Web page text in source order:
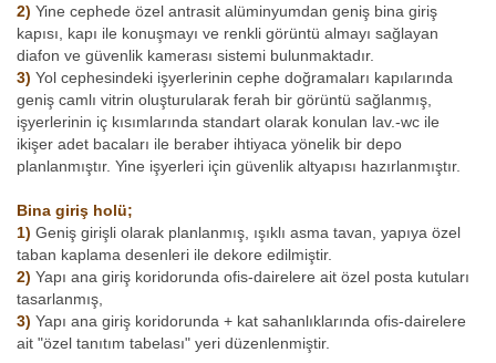
2) Yine cephede özel antrasit alüminyumdan geniş bina giriş
kapısı, kapı ile konuşmayı ve renkli görüntü almayı sağlayan
diafon ve güvenlik kamerası sistemi bulunmaktadır.
3) Yol cephesindeki işyerlerinin cephe doğramaları kapılarında
geniş camlı vitrin oluşturularak ferah bir görüntü sağlanmış,
işyerlerinin iç kısımlarında standart olarak konulan lav.-wc ile
ikişer adet bacaları ile beraber ihtiyaca yönelik bir depo
planlanmıştır. Yine işyerleri için güvenlik altyapısı hazırlanmıştır.
Bina giriş holü;
1) Geniş girişli olarak planlanmış, ışıklı asma tavan, yapıya özel
taban kaplama desenleri ile dekore edilmiştir.
2) Yapı ana giriş koridorunda ofis-dairelere ait özel posta kutuları
tasarlanmış,
3) Yapı ana giriş koridorunda + kat sahanlıklarında ofis-dairelere
ait "özel tanıtım tabelası" yeri düzenlenmiştir.